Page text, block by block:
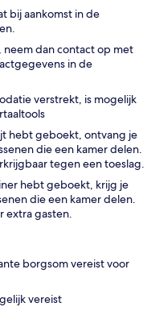
bij aankomst in de
dan contact op met
in de
verstrekt, is mogelijk
hebt geboekt, ontvang je
die een kamer delen.
tegen een toeslag.
hebt geboekt, krijg je
die een kamer delen.
extra gasten.
borgsom vereist voor
vereist